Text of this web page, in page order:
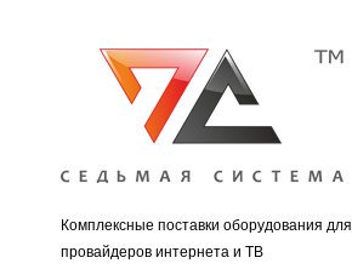
Комплексные поставки оборудования для
провайдеров интернета и ТВ